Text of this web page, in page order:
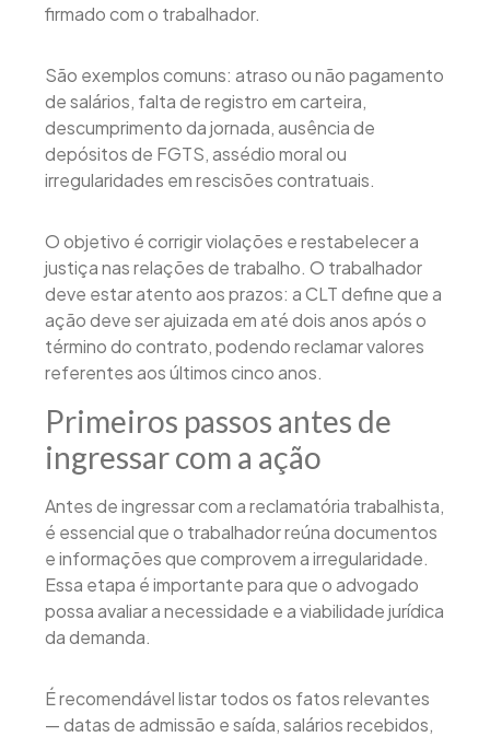
firmado com o trabalhador.
São exemplos comuns: atraso ou não pagamento
de salários, falta de registro em carteira,
descumprimento da jornada, ausência de
depósitos de FGTS, assédio moral ou
irregularidades em rescisões contratuais.
O objetivo é corrigir violações e restabelecer a
justiça nas relações de trabalho. O trabalhador
deve estar atento aos prazos: a CLT define que a
ação deve ser ajuizada em até dois anos após o
término do contrato, podendo reclamar valores
referentes aos últimos cinco anos.
Primeiros passos antes de
ingressar com a ação
Antes de ingressar com a reclamatória trabalhista,
é essencial que o trabalhador reúna documentos
e informações que comprovem a irregularidade.
Essa etapa é importante para que o advogado
possa avaliar a necessidade e a viabilidade jurídica
da demanda.
É recomendável listar todos os fatos relevantes
— datas de admissão e saída, salários recebidos,